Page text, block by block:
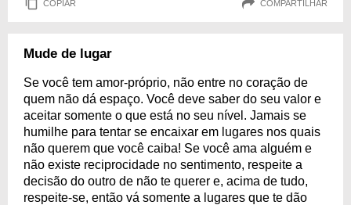
COPIAR COMPARTILHAR
Mude de lugar
Se você tem amor-próprio, não entre no coração de
quem não dá espaço. Você deve saber do seu valor e
aceitar somente o que está no seu nível. Jamais se
humilhe para tentar se encaixar em lugares nos quais
não querem que você caiba! Se você ama alguém e
não existe reciprocidade no sentimento, respeite a
decisão do outro de não te querer e, acima de tudo,
respeite-se, então vá somente a lugares que te dão